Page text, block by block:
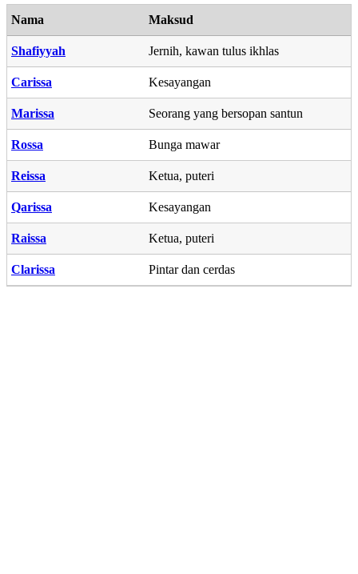
Nama Maksud
Shafiyyah Jernih, kawan tulus ikhlas
Carissa Kesayangan
Marissa Seorang yang bersopan santun
Rossa Bunga mawar
Reissa Ketua, puteri
Qarissa Kesayangan
Raissa Ketua, puteri
Clarissa Pintar dan cerdas